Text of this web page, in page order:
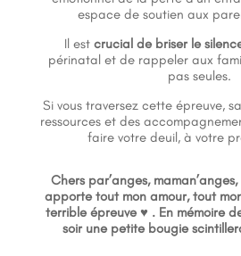
espace de soutien aux
Il est crucial de briser le
périnatal et de rappeler aux
pas seules.
Si vous traversez cette épreuve,
ressources et des
faire votre deuil, à votre
Chers par’anges,
apporte tout mon amour, tout
terrible épreuve ♥ . En mémoire
soir une petite bougie